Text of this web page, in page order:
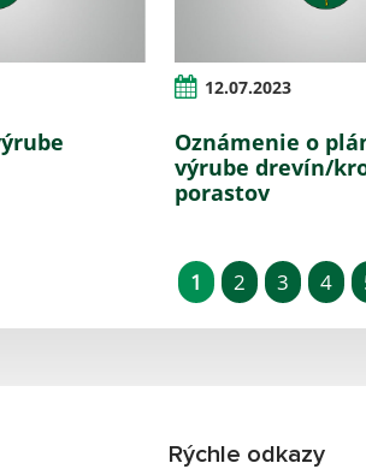
12.07.2023
Oznámenie o
výrube drevín/
porastov
1 2 3 4
Rýchle odkazy